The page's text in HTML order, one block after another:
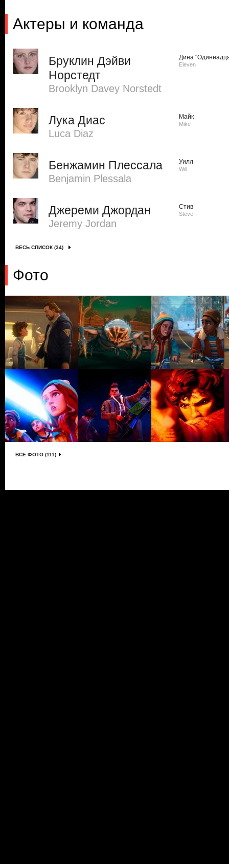
Актеры и команда
Бруклин Дэйви
Норстедт
Brooklyn Davey Norstedt
Дина
Eleven
Лука Диас
Luca Diaz
Майк
Mike
Бенжамин Плессала
Benjamin Plessala
Уилл
Will
Джереми Джордан
Jeremy Jordan
Стив
Steve
ВЕСЬ СПИСОК (34)
Фото
ВСЕ ФОТО (111)